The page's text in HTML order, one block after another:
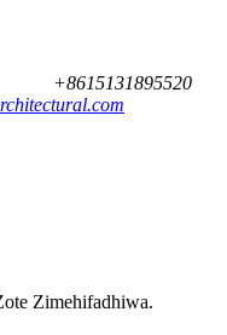
+8615131895520
Zimehifadhiwa.